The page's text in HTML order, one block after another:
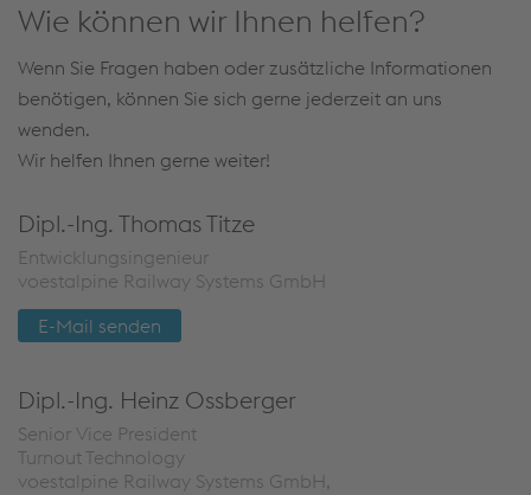
Wie können wir Ihnen helfen?
Wenn Sie Fragen haben oder zusätzliche Informationen
benötigen, können Sie sich gerne jederzeit an uns
wenden.
Wir helfen Ihnen gerne weiter!
Dipl.-Ing. Thomas Titze
Entwicklungsingenieur
voestalpine Railway Systems GmbH
E-Mail senden
Dipl.-Ing. Heinz Ossberger
Senior Vice President
Turnout Technology
voestalpine Railway Systems GmbH,